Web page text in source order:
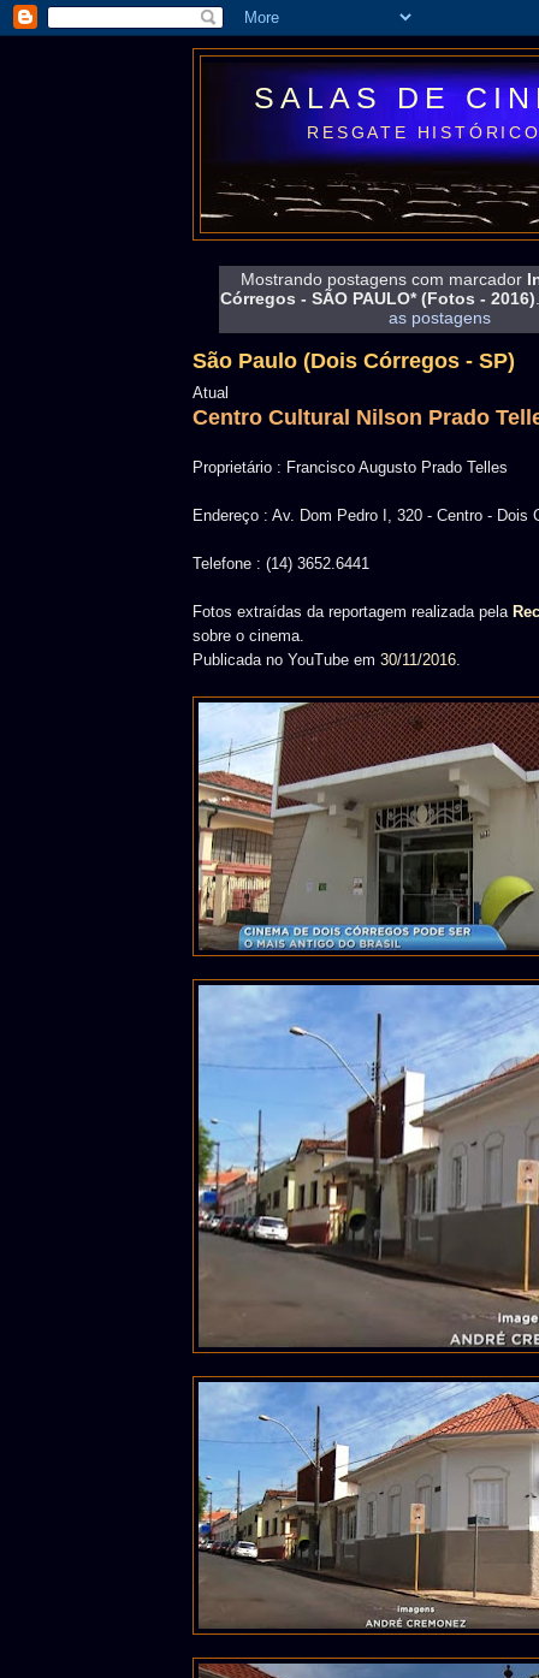
SALAS DE
RESGATE
Mostrando postagens com marcador
Córregos - SÃO PAULO* (Fotos - 2016)
as postagens
São Paulo (Dois Córregos - SP)
Atual
Centro Cultural Nilson Prado
Proprietário : Francisco Augusto Prado Telles
Endereço : Av. Dom Pedro I, 320 - Centro - Dois
Telefone : (14) 3652.6441
Fotos extraídas da reportagem realizada pela
sobre o cinema.
Publicada no YouTube em 30/11/2016.